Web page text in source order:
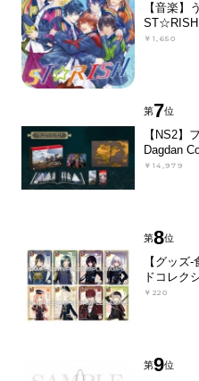
【音楽】
ST☆RISH
￥1,650
第7位
【NS2】
Dagdan
￥14,979
第8位
【グッズ
ドコレク
￥220
第9位